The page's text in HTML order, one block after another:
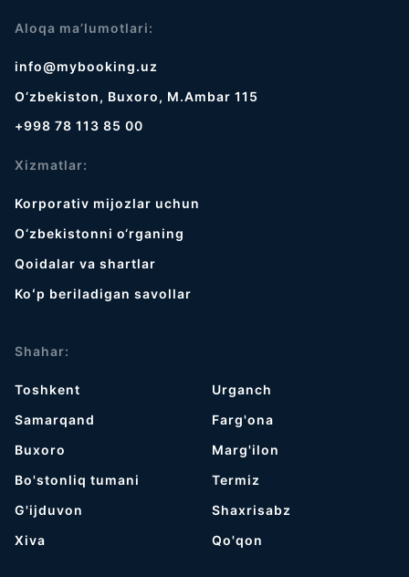
Aloqa ma’lumotlari:
info@mybooking.uz
O‘zbekiston, Buxoro, M.Ambar 115
+998 78 113 85 00
Xizmatlar:
Korporativ mijozlar uchun
O‘zbekistonni o‘rganing
Qoidalar va shartlar
Koʻp beriladigan savollar
Shahar:
Toshkent
Samarqand
Buxoro
Bo'stonliq tumani
G'ijduvon
Хiva
Urganch
Farg'ona
Marg'ilon
Termiz
Shaxrisabz
Qo'qon